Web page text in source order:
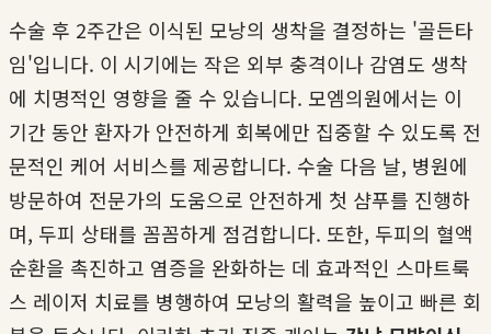
수술 후 2주간은 이식된 모낭의 생착을 결정하는 '골든타
임'입니다. 이 시기에는 작은 외부 충격이나 감염도 생착
에 치명적인 영향을 줄 수 있습니다. 모엠의원에서는 이
기간 동안 환자가 안전하게 회복에만 집중할 수 있도록 전
문적인 케어 서비스를 제공합니다. 수술 다음 날, 병원에
방문하여 전문가의 도움으로 안전하게 첫 샴푸를 진행하
며, 두피 상태를 꼼꼼하게 점검합니다. 또한, 두피의 혈액
순환을 촉진하고 염증을 완화하는 데 효과적인 스마트룩
스 레이저 치료를 병행하여 모낭의 활력을 높이고 빠른 회